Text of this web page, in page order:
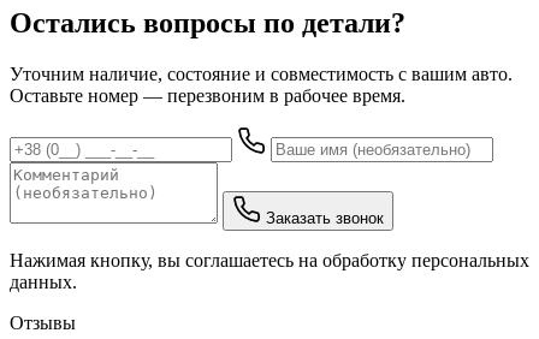
Остались вопросы по детали?
Уточним наличие, состояние и совместимость с вашим авто.
Оставьте номер — перезвоним в рабочее время.
Заказать звонок
Нажимая кнопку, вы соглашаетесь на обработку персональных
данных.
Отзывы